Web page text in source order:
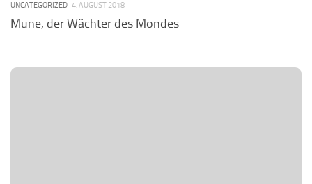
UNCATEGORIZED 4. AUGUST 2018
Mune, der Wächter des Mondes